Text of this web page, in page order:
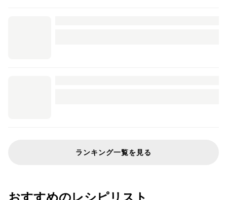
ランキング一覧を見る
おすすめのレシピリスト